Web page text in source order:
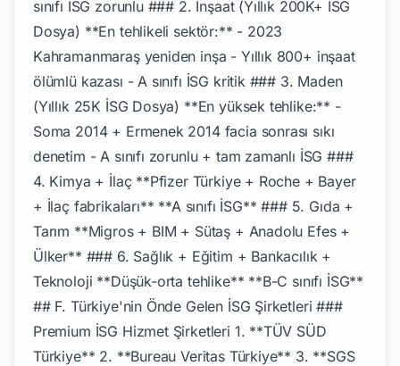
sınıfı İSG zorunlu ### 2. İnşaat (Yıllık 200K+ İSG
Dosya) **En tehlikeli sektör:** - 2023
Kahramanmaraş yeniden inşa - Yıllık 800+ inşaat
ölümlü kazası - A sınıfı İSG kritik ### 3. Maden
(Yıllık 25K İSG Dosya) **En yüksek tehlike:** -
Soma 2014 + Ermenek 2014 facia sonrası sıkı
denetim - A sınıfı zorunlu + tam zamanlı İSG ###
4. Kimya + İlaç **Pfizer Türkiye + Roche + Bayer
+ İlaç fabrikaları** **A sınıfı İSG** ### 5. Gıda +
Tarım **Migros + BIM + Sütaş + Anadolu Efes +
Ülker** ### 6. Sağlık + Eğitim + Bankacılık +
Teknoloji **Düşük-orta tehlike** **B-C sınıfı İSG**
## F. Türkiye'nin Önde Gelen İSG Şirketleri ###
Premium İSG Hizmet Şirketleri 1. **TÜV SÜD
Türkiye** 2. **Bureau Veritas Türkiye** 3. **SGS